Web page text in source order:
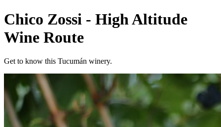
Chico Zossi - High Altitude
Wine Route
Get to know this Tucumán winery.